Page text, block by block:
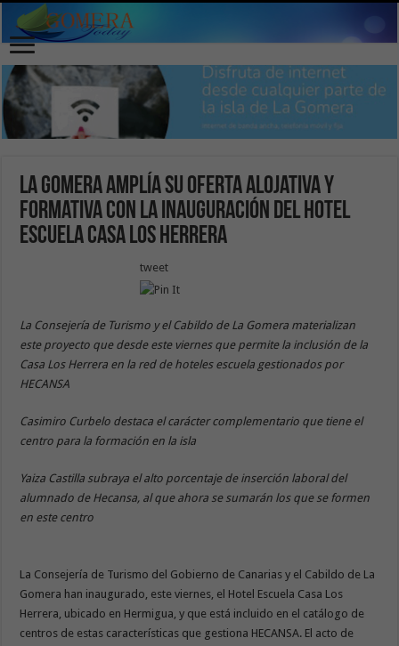
La Gomera amplía su oferta alojativa y
formativa con la inauguración del Hotel
Escuela Casa Los Herrera
tweet
La Consejería de Turismo y el Cabildo de La Gomera materializan
este proyecto que desde este viernes que permite la inclusión de la
Casa Los Herrera en la red de hoteles escuela gestionados por
HECANSA
Casimiro Curbelo destaca el carácter complementario que tiene el
centro para la formación en la isla
Yaiza Castilla subraya el alto porcentaje de inserción laboral del
alumnado de Hecansa, al que ahora se sumarán los que se formen
en este centro
La Consejería de Turismo del Gobierno de Canarias y el Cabildo de La
Gomera han inaugurado, este viernes, el Hotel Escuela Casa Los
Herrera, ubicado en Hermigua, y que está incluido en el catálogo de
centros de estas características que gestiona HECANSA. El acto de